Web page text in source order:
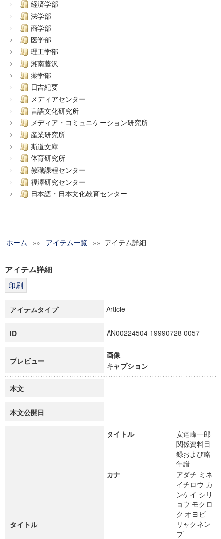
経済学部
法学部
商学部
医学部
理工学部
湘南藤沢
薬学部
日吉紀要
メディアセンター
言語文化研究所
メディア・コミュニケーション研究所
産業研究所
斯道文庫
体育研究所
教職課程センター
福澤研究センター
日本語・日本文化教育センター
グローバルリサーチインスティテュート
科学研究費補助金研究成果報告書
博士課程教育リーディングプログラム「超成熟社会発展のサ
ホーム »» アイテム一覧 »» アイテム詳細
アイテム詳細
アイテムタイプ Article
ID AN00224504-19990728-0057
プレビュー
画像
キャプション
本文
本文公開日
タイトル
タイトル
安達峰一郎
関係資料目
録および略
年譜
カナ
アダチ ミネ
イチロウ カ
ンケイ シリ
ョウ モクロ
ク オヨビ
リャクネン
プ